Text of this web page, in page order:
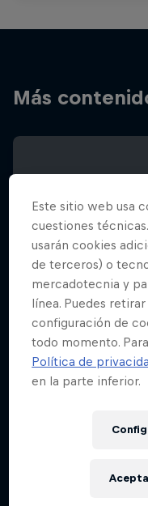
Más
Lima, Peru
Este sitio web usa
cuestiones
usarán cookies
de terceros) o
mercadotecnia y
línea. Puedes
configuración de
todo momento.
Política de
en la parte inferior.